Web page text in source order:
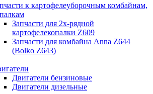
к картофелеуборочным комбайнам,
Запчасти для 2х-рядной
картофелекопалки Z609
Запчасти для комбайна Anna Z644
(Bolko Z643)
Двигатели бензиновые
Двигатели дизельные